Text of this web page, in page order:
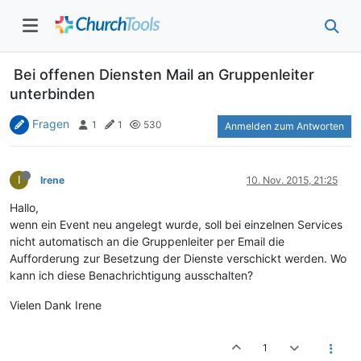
Bei offenen Diensten Mail an Gruppenleiter
unterbinden
Fragen 1 1 530 Anmelden zum Antworten
I Irene 10. Nov. 2015, 21:25
Hallo,
wenn ein Event neu angelegt wurde, soll bei einzelnen Services
nicht automatisch an die Gruppenleiter per Email die
Aufforderung zur Besetzung der Dienste verschickt werden. Wo
kann ich diese Benachrichtigung ausschalten?
Vielen Dank Irene
1